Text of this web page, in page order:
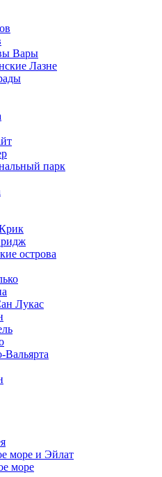
Вары
Лазне
парк
острова
Лукас
Вальярта
море и Эйлат
море